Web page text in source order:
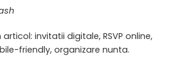
invitatii digitale, RSVP online,
friendly, organizare nunta.